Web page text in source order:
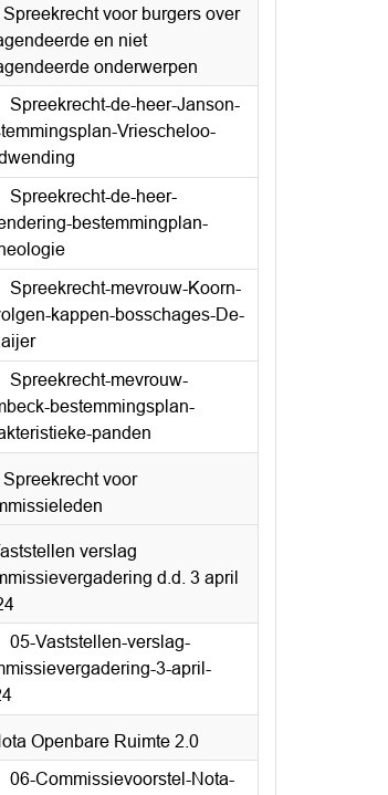
Spreekrecht voor burgers over
en niet
onderwerpen
Spreekrecht-de-heer-Janson-
Vriescheloo-
Spreekrecht-de-heer-
bestemmingplan-
Spreekrecht-mevrouw-Koorn-
kappen-bosschages-De-
Spreekrecht-mevrouw-
bestemmingsplan-
panden
Spreekrecht voor
verslag
d.d. 3 april
05-Vaststellen-verslag-
3-april-
Openbare Ruimte 2.0
06-Commissievoorstel-Nota-